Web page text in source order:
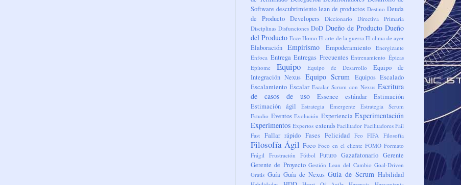
Software descubrimiento lean de productos Destino Deuda
de Producto Developers Diccionario
Directiva Primaria
Disciplinas Disfunciones DoD Dueño de Producto Dueño
del Producto Ecce Homo El arte de la guerra El clima de ayer
Elaboración Empirismo Empoderamiento
Energizante
Enfoca Entrega Entregas Frecuentes Entrenamiento Épicas
Epítome
Equipo Equipo de Desarrollo
Equipo de
Integración Nexus Equipo Scrum Equipos Escalado
Escalamiento Escalar Escalar Scrum con Nexus Escritura
de casos de uso
Essence estándar
Estimación
Estimación ágil
Estrategia Emergente
Estrategia Scrum
Estudio Eventos Evolución Experiencia Experimentación
Experimentos Expertos extends Facilitador Facilitadores Fail
Fast Fallar rápido Fases Felicidad Feo FIFA Filosofía
Filosofía Ágil Foco Foco en el cliente FOMO Formato
Frágil
Frustración Fútbol Futuro Gazafatonario Gerente
Gerente de Proyecto Gestión Lean del Cambio Goal-Driven
Gratis Guía Guía de Nexus Guía de Scrum Habilidad